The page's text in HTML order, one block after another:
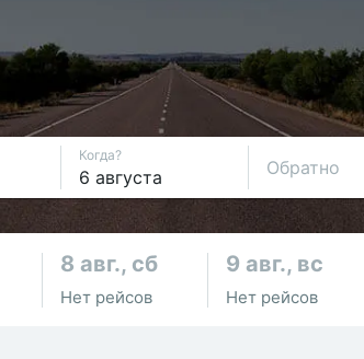
Когда?
Обратно
8 авг., сб
Нет рейсов
9 авг., вс
Нет рейсов